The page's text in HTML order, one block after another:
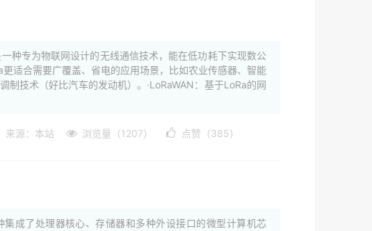
种专为物联网设计的无线通信技术，能在低功耗下实现数公
适合需要广覆盖、省电的应用场景，比如农业传感器、智能
制技术（好比汽车的发动机）。·LoRaWAN：基于LoRa的网
来源：本站 浏览量（1207） 点赞（385）
成了处理器核心、存储器和多种外设接口的微型计算机芯